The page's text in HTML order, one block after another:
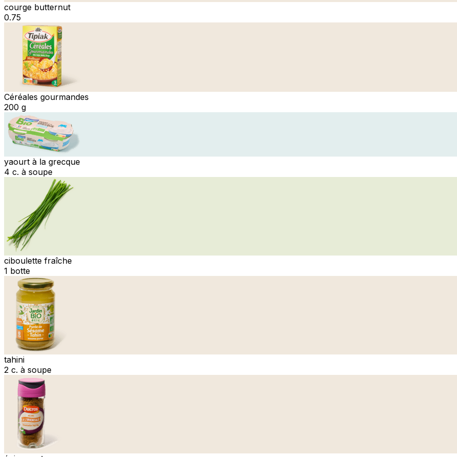
courge butternut
0.75
Céréales gourmandes
200 g
yaourt à la grecque
4 c. à soupe
ciboulette fraîche
1 botte
tahini
2 c. à soupe